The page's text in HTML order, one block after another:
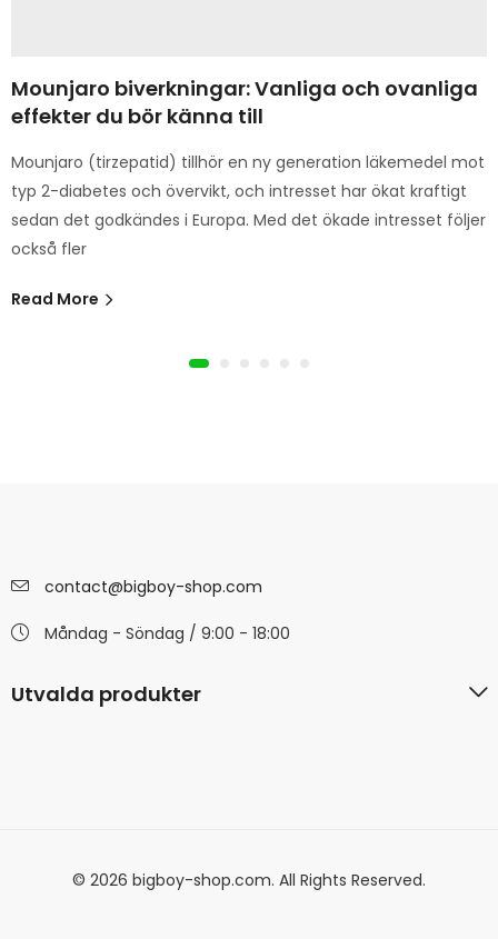
Mounjaro biverkningar: Vanliga och ovanliga
effekter du bör känna till
Mounjaro (tirzepatid) tillhör en ny generation läkemedel mot
typ 2-diabetes och övervikt, och intresset har ökat kraftigt
sedan det godkändes i Europa. Med det ökade intresset följer
också fler
Read More
contact@bigboy-shop.com
Måndag - Söndag / 9:00 - 18:00
Utvalda produkter
© 2026 bigboy-shop.com. All Rights Reserved.